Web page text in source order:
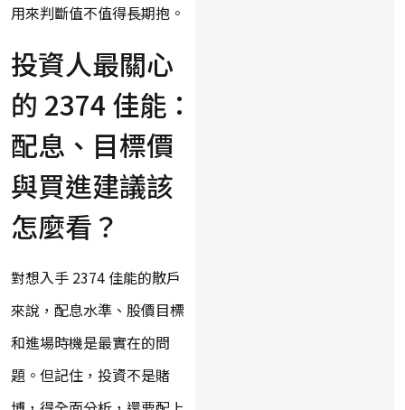
用來判斷值不值得長期抱。
投資人最關心
的 2374 佳能：
配息、目標價
與買進建議該
怎麼看？
對想入手 2374 佳能的散戶
來說，配息水準、股價目標
和進場時機是最實在的問
題。但記住，投資不是賭